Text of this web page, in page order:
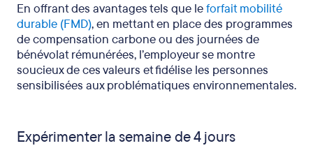
En offrant des avantages tels que leforfait mobilité
durable (FMD), en mettant en place des programmes
de compensation carbone ou des journées de
bénévolat rémunérées, l’employeur se montre
soucieux de ces valeurs et fidélise les personnes
sensibilisées aux problématiques environnementales.
Expérimenter la semaine de 4 jours